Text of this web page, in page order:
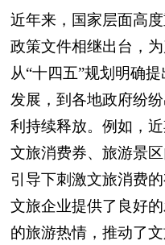
近年来，国家层面高
政策文件相继出台，
从“十四五”规划明确
发展，到各地政府纷
利持续释放。例如，
文旅消费券、旅游景
引导下刺激文旅消费
文旅企业提供了良好
的旅游热情，推动了